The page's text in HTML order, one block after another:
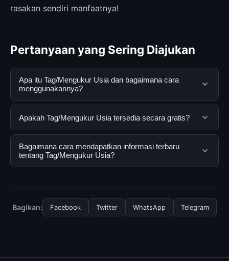
rasakan sendiri manfaatnya!
Pertanyaan yang Sering Diajukan
Apa itu Tag/Mengukur Usia dan bagaimana cara
menggunakannya?
Tag/Mengukur Usia adalah layanan digital yang
informasi lengkap dan terpercaya. Anda dapat
menggunakannya dengan mengunjungi situs resmi dan
mengikuti panduan yang tersedia.
Apakah Tag/Mengukur Usia tersedia secara gratis?
Ya, Tag/Mengukur Usia dapat diakses secara gratis
oleh semua pengguna. Tidak ada biaya tersembunyi
atau langganan yang diperlukan untuk menggunakan
Bagaimana cara mendapatkan informasi terbaru
tentang Tag/Mengukur Usia?
resmi kami secara berkala. Kami selalu memperbarui
konten dengan informasi terkini dan terpercaya.
Bagikan: Facebook Twitter WhatsApp Telegram